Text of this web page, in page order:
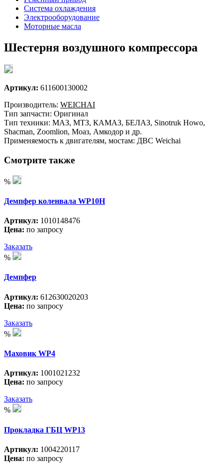
Система охлаждения
Электрооборудование
Моторные масла
Шестерня воздушного компрессора
Артикул: 611600130002
Производитель: WEICHAI
Тип запчасти: Оригинал
Тип техники: МАЗ, МТЗ, КАМАЗ, БЕЛАЗ, Sinotruk Howo,
Shacman, Zoomlion, Моаз, Амкодор и др.
Применяемость к двигателям, мостам: ДВС Weichai
Смотрите также
%
Демпфер коленвала WP10H
Артикул: 1010148476
Цена: по запросу
Заказать
%
Демпфер
Артикул: 612630020203
Цена: по запросу
Заказать
%
Маховик WP4
Артикул: 1001021232
Цена: по запросу
Заказать
%
Прокладка ГБЦ WP13
Артикул: 1004220117
Цена: по запросу